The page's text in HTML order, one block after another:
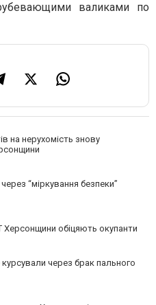
валиками по
на нерухомість знову
“міркування безпеки”
Херсонщини обіцяють окупанти
через брак пального